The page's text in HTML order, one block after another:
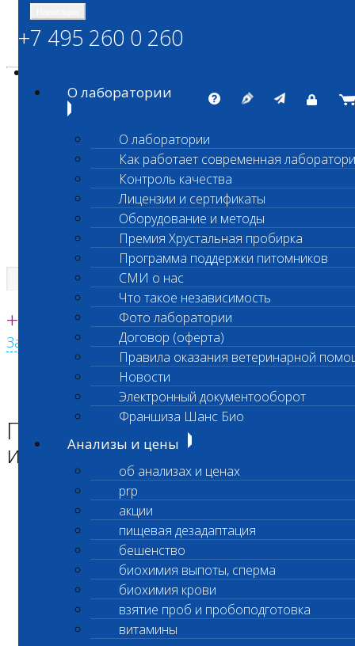
ШАНС БИО
Независимая ветеринарная лаборатория
Единая круглосуточная справочная
+7 495 260 0 260
Заказать звонок с сайта
+7 495 260 0 260
О лаборатории
О лаборатории
Как работает современная
Контроль качества
Лицензии и сертификаты
Оборудование и методы
Премия Хрустальная пробирка
Программа поддержки питомников
СМИ о нас
Что такое независимость
Фото лаборатории
Договор (оферта)
Правила оказания ветеринарной
Новости
Электронный документооборот
Франшиза Шанс Био
Анализы и цены
об анализах и ценах
prp
акции
пищевая дезадаптация
бешенство
биохимия выпоты, сперма
биохимия крови
взятие проб и пробоподготовка
витамины
Главная страница
Приостановка срочных исследований
Приостановка срочных
исследований
Уважаемые клиенты лаборатории!
Приостановлено выполнение срочных
исследований:
Общий клинический анализ крови кошек и
собак с автоматическим подсчетом